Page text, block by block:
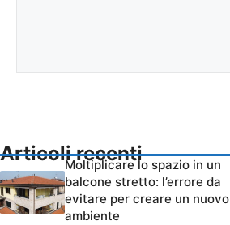
Articoli recenti
Moltiplicare lo spazio in un
balcone stretto: l’errore da
evitare per creare un nuovo
ambiente